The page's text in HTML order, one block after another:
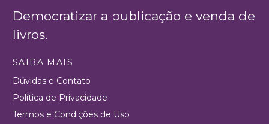
Democratizar a publicação e venda de
livros.
SAIBA MAIS
Dúvidas e Contato
Política de Privacidade
Termos e Condições de Uso